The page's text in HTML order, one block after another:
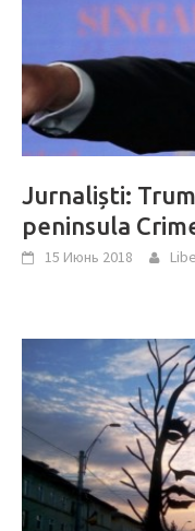
Jurnaliști:
peninsula
15 Июнь 2018